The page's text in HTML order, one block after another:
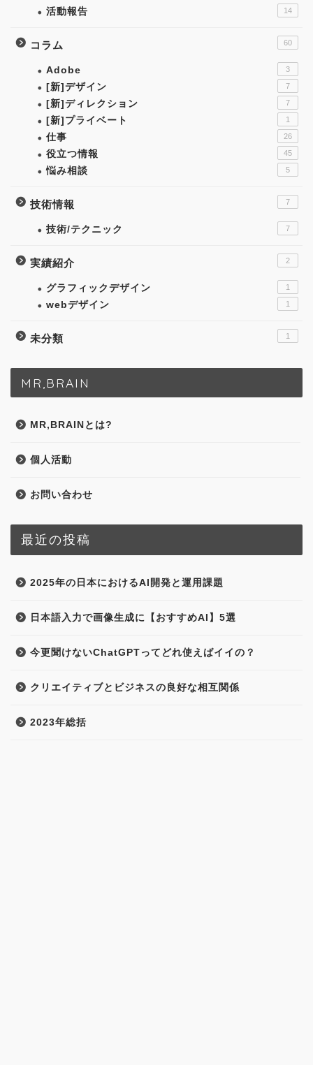
活動報告 14
コラム 60
Adobe 3
[新]デザイン 7
[新]ディレクション 7
[新]プライベート 1
仕事 26
役立つ情報 45
悩み相談 5
技術情報 7
技術/テクニック 7
実績紹介 2
グラフィックデザイン 1
webデザイン 1
未分類 1
MR,BRAIN
MR,BRAINとは?
個人活動
お問い合わせ
最近の投稿
2025年の日本におけるAI開発と運用課題
日本語入力で画像生成に【おすすめAI】5選
今更聞けないChatGPTってどれ使えばイイの？
クリエイティブとビジネスの良好な相互関係
2023年総括